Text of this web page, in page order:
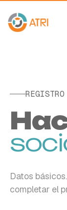
REGISTRO
Datos
completar el